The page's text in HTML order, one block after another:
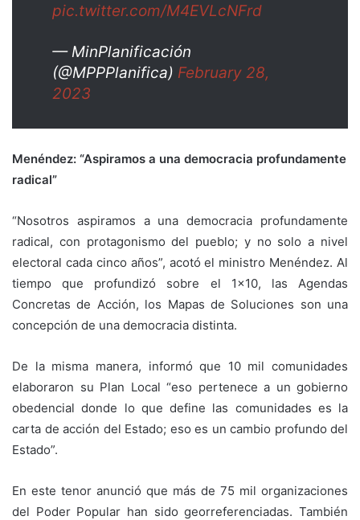
pic.twitter.com/M4EVLcNFrd
— MinPlanificación
(@MPPPlanifica) February 28,
2023
Menéndez: “Aspiramos a una democracia profundamente
radical”
“Nosotros aspiramos a una democracia profundamente
radical, con protagonismo del pueblo; y no solo a nivel
electoral cada cinco años”, acotó el ministro Menéndez. Al
tiempo que profundizó sobre el 1×10, las Agendas
Concretas de Acción, los Mapas de Soluciones son una
concepción de una democracia distinta.
De la misma manera, informó que 10 mil comunidades
elaboraron su Plan Local “eso pertenece a un gobierno
obedencial donde lo que define las comunidades es la
carta de acción del Estado; eso es un cambio profundo del
Estado”.
En este tenor anunció que más de 75 mil organizaciones
del Poder Popular han sido georreferenciadas. También